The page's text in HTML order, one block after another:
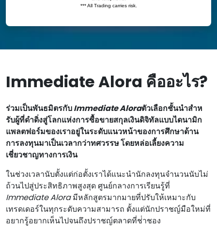
Immediate Alora คืออะไร?
ร่วมเป็นพันธมิตรกับImmediate Aloraตัวเลือกชั้นนําสําห
รับผู้ที่ดําดิ่งสู่โลกแห่งการซื้อขายสกุลเงินดิจิทัลแบบไดนามิก
แพลตฟอร์มของเราอยู่ในระดับแนวหน้าของการศึกษาด้าน
การลงทุนมาเป็นเวลากว่าทศวรรษ โดยหล่อเลี้ยงความ
เชี่ยวชาญทางการเงิน
ในช่วงเวลานับตั้งแต่ก่อตั้งเราได้แนะนํานักลงทุนจํานวนนับไม่
ถ้วนไปสู่ประสิทธิภาพสูงสุด ศูนย์กลางการเรียนรู้ที่
Immediate Aloraมีหลักสูตรมากมายที่ปรับให้เหมาะกับ
เทรดเดอร์ในทุกระดับความสามารถ ตั้งแต่นักปราชญ์มือใหม่ที่
อยากรู้อยากเห็นไปจนถึงปราชญ์ตลาดที่ช่ําชอง